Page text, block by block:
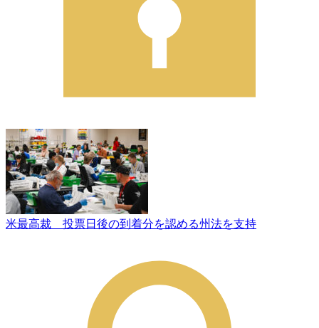
米最高裁 投票日後の到着分を認める州法を支持